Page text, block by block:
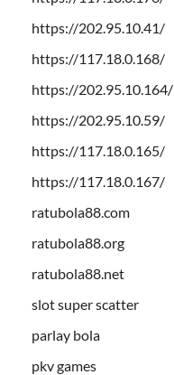
https://202.95.10.41/
https://117.18.0.168/
https://202.95.10.164/
https://202.95.10.59/
https://117.18.0.165/
https://117.18.0.167/
ratubola88.com
ratubola88.org
ratubola88.net
slot super scatter
parlay bola
pkv games